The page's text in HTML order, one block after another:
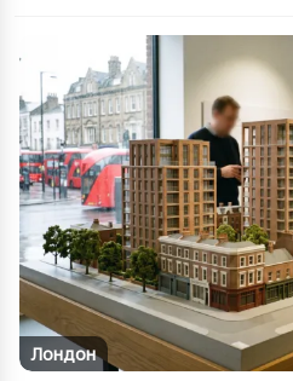
Лондон